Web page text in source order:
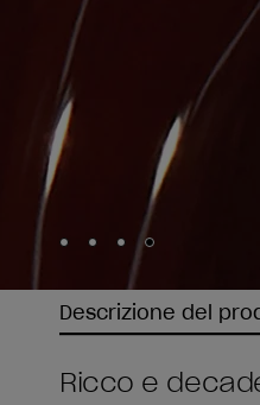
Skip to slide
Skip to slide
Skip to slide
Skip to slide
Descrizione del
Ricco e